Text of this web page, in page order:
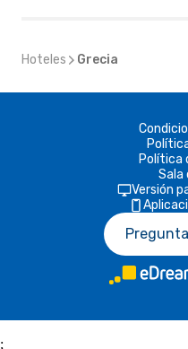
Hoteles Grecia
Política
Sala
Versión
;